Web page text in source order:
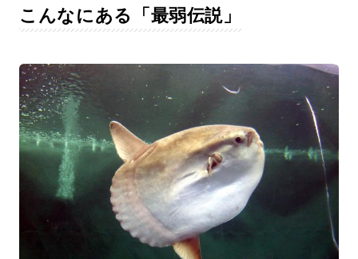
こんなにある「最弱伝説」